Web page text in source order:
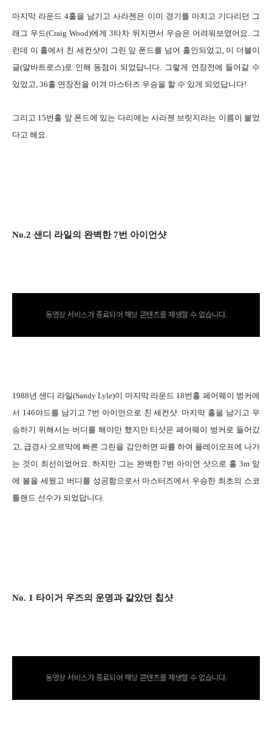
마지막 라운드 4홀을 남기고 사라젠은 이미 경기를 마치고 기다리던 그
래그 우드(Craig Wood)에게 3타차 뒤지면서 우승은 어려워보였어요. 그
런데 이 홀에서 친 세컨샷이 그린 앞 폰드를 넘어 홀인되었고, 이 더블이
글(알바트로스)로 인해 동점이 되었답니다. 그렇게 연장전에 들어갈 수
있었고, 36홀 연장전을 이겨 마스터즈 우승을 할 수 있게 되었답니다!
그리고 15번홀 앞 폰드에 있는 다리에는 사라젠 브릿지라는 이름이 붙었
다고 해요.
No.2 샌디 라일의 완벽한 7번 아이언샷
동영상 서비스가 종료되어 해당 콘텐츠를 재생할 수 없습니다.
1988년 샌디 라일(Sandy Lyle)이 마지막 라운드 18번홀 페어웨이 벙커에
서 146야드를 남기고 7번 아이언으로 친 세컨샷. 마지막 홀을 남기고 우
승하기 위해서는 버디를 해야만 했지만 티샷은 페어웨이 벙커로 들어갔
고, 급경사 오르막에 빠른 그린을 감안하면 파를 하여 플레이오프에 나가
는 것이 최선이었어요. 하지만 그는 완벽한 7번 아이언 샷으로 홀 3m 앞
에 볼을 세웠고 버디를 성공함으로서 마스터즈에서 우승한 최초의 스코
틀랜드 선수가 되었답니다.
No. 1 타이거 우즈의 운명과 같았던 칩샷
동영상 서비스가 종료되어 해당 콘텐츠를 재생할 수 없습니다.